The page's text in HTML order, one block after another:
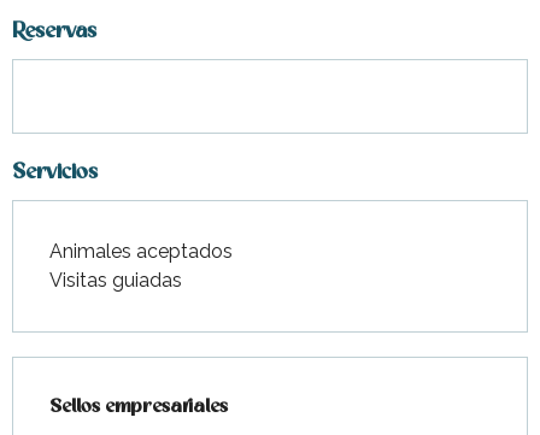
Reservas
Servicios
Animales aceptados
Visitas guiadas
Sellos empresariales
Sellos empresariales